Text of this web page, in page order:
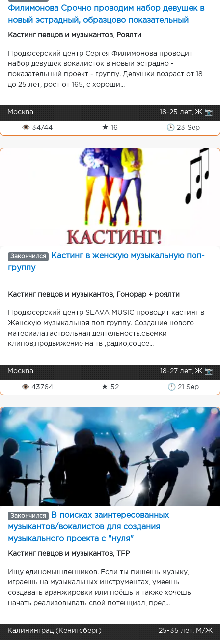
Филимонова Срочно проводим набор девушек в
новый эстрадный, образцово показательный
вокальный проект.
Кастинг певцов и музыкантов Роялти
Продюсерский центр Сергея Филимонова проводит
набор девушек вокалисток в новый эстрадно -
показательный проект - группу. Девушки возраст от 18
до 25 лет, рост от 165, с хороши...
Москва 18-25 лет, Ж 📷
👁 34744 ★ 16 🕒 23 Sep
Закончился
Кастинг в женскую музыкальную поп-
группу
Кастинг певцов и музыкантов Гонорар + роялти
Продюсерский центр SLAVA MUSIC проводит кастинг в
Женскую музыкальная поп группу. Создание нового
материала,гастрольная деятельность,съемки
клипов,продвижение на тв ,радио,соцсе...
Москва 18-27 лет, Ж 📷
👁 43764 ★ 52 🕒 21 Sep
Закончился
В поисках заинтересованных
музыкантов/вокалистов для создания
музыкального проекта с "нуля"
Кастинг певцов и музыкантов TFP
Ищу единомышленников. Если ты пишешь музыку,
играешь на музыкальных инструментах, умеешь
создавать аранжировки или поёшь и также хочешь
начать реализовывать свой потенциал, пред...
Калининград (Кенигсберг) 25-35 лет, М/Ж